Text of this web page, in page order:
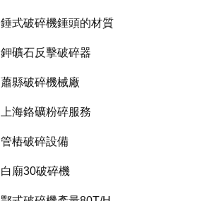
錘式破碎機錘頭的材質
鉀礦石反擊破碎器
蕭縣破碎機械廠
上海鉻礦粉碎服務
管樁破碎設備
白廟30破碎機